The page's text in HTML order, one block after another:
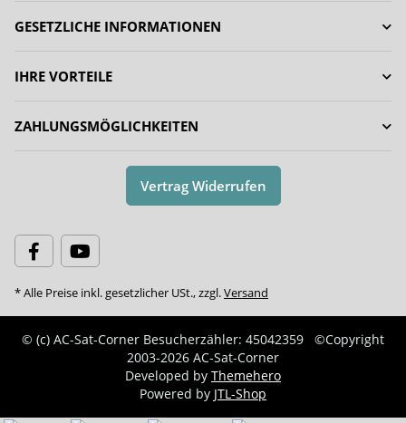
GESETZLICHE INFORMATIONEN
IHRE VORTEILE
ZAHLUNGSMÖGLICHKEITEN
Vertrag Widerrufen
* Alle Preise inkl. gesetzlicher USt., zzgl.Versand
© (c) AC-Sat-Corner Besucherzähler: 45042359
©Copyright
2003-2026 AC-Sat-Corner
Developed by Themehero
Powered by JTL-Shop